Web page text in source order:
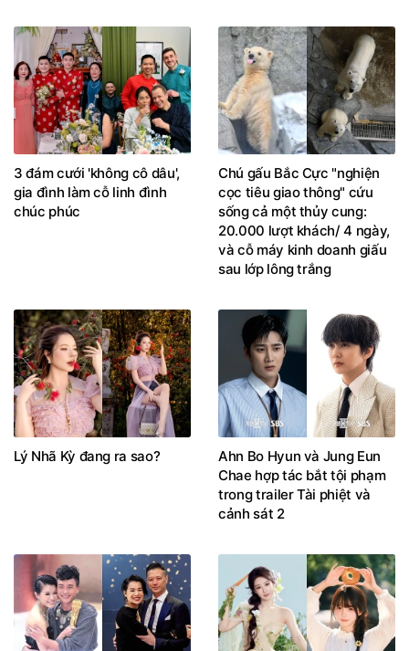
3 đám cưới 'không cô dâu',
gia đình làm cỗ linh đình
chúc phúc
Chú gấu Bắc Cực "nghiện
cọc tiêu giao thông" cứu
sống cả một thủy cung:
20.000 lượt khách/ 4 ngày,
và cỗ máy kinh doanh giấu
sau lớp lông trắng
Lý Nhã Kỳ đang ra sao?
Ahn Bo Hyun và Jung Eun
Chae hợp tác bắt tội phạm
trong trailer Tài phiệt và
cảnh sát 2